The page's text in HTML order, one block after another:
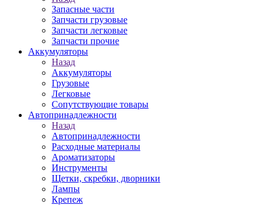
Запасные части
Запчасти грузовые
Запчасти легковые
Запчасти прочие
Аккумуляторы
Назад
Аккумуляторы
Грузовые
Легковые
Сопутствующие товары
Автопринадлежности
Назад
Автопринадлежности
Расходные материалы
Ароматизаторы
Инструменты
Щетки, скребки, дворники
Лампы
Крепеж